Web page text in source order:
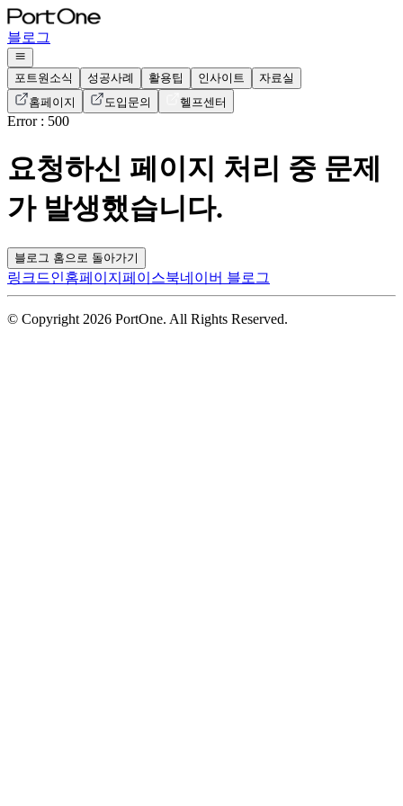
블로그
포트원소식 성공사례 활용팁 인사이트
자료실
홈페이지
도입문의 헬프센터
Error : 500
요청하신 페이지 처리 중 문제
가 발생했습니다.
블로그 홈으로 돌아가기
링크드인홈페이지 페이스북네이버 블로그
© Copyright 2026 PortOne. All Rights Reserved.